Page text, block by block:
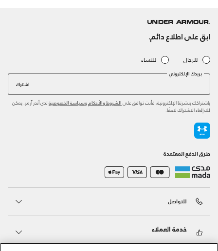
ابق على اطلاع دائم.
للرجال للنساء
بريدك الإلكتروني
اشترك
باشتراكك بنشرتنا الإلكترونية، فأنت توافق على الشروط والأحكام وسياسة الخصوصية لدى أندر آرمر. يمكن
لك إلغاء الاشتراك لاحقًا.
طرق الدفع المعتمدة
للتواصل
خدمة العملاء